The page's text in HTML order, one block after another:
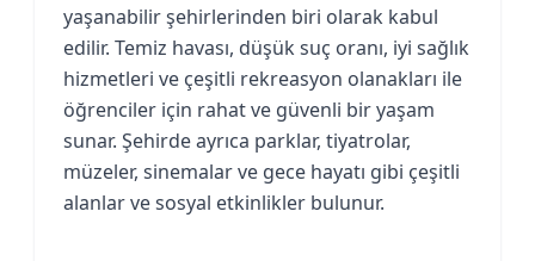
yaşanabilir şehirlerinden biri olarak kabul
edilir. Temiz havası, düşük suç oranı, iyi sağlık
hizmetleri ve çeşitli rekreasyon olanakları ile
öğrenciler için rahat ve güvenli bir yaşam
sunar. Şehirde ayrıca parklar, tiyatrolar,
müzeler, sinemalar ve gece hayatı gibi çeşitli
alanlar ve sosyal etkinlikler bulunur.